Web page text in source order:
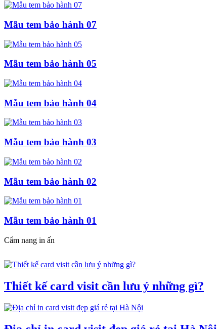
Mẫu tem bảo hành 07
Mẫu tem bảo hành 05
Mẫu tem bảo hành 04
Mẫu tem bảo hành 03
Mẫu tem bảo hành 02
Mẫu tem bảo hành 01
Cẩm nang in ấn
Thiết kế card visit cần lưu ý những gì?